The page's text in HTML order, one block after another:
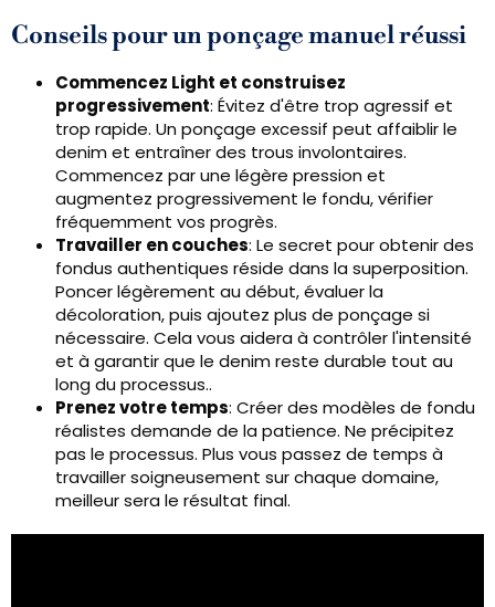
Conseils pour un ponçage manuel réussi
Commencez Light et construisez
progressivement: Évitez d'être trop agressif et
trop rapide. Un ponçage excessif peut affaiblir le
denim et entraîner des trous involontaires.
Commencez par une légère pression et
augmentez progressivement le fondu, vérifier
fréquemment vos progrès.
Travailler en couches: Le secret pour obtenir des
fondus authentiques réside dans la superposition.
Poncer légèrement au début, évaluer la
décoloration, puis ajoutez plus de ponçage si
nécessaire. Cela vous aidera à contrôler l'intensité
et à garantir que le denim reste durable tout au
long du processus..
Prenez votre temps: Créer des modèles de fondu
réalistes demande de la patience. Ne précipitez
pas le processus. Plus vous passez de temps à
travailler soigneusement sur chaque domaine,
meilleur sera le résultat final.